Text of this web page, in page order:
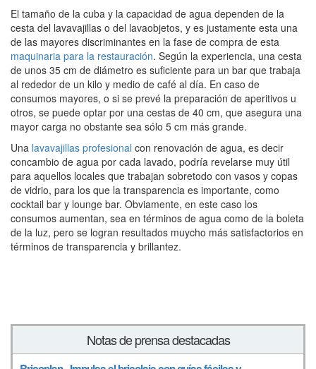
El tamaño de la cuba y la capacidad de agua dependen de la
cesta del lavavajillas o del lavaobjetos, y es justamente esta una
de las mayores discriminantes en la fase de compra de esta
maquinaria para la restauración. Según la experiencia, una cesta
de unos 35 cm de diámetro es suficiente para un bar que trabaja
al rededor de un kilo y medio de café al día. En caso de
consumos mayores, o si se prevé la preparación de aperitivos u
otros, se puede optar por una cestas de 40 cm, que asegura una
mayor carga no obstante sea sólo 5 cm más grande.
Una lavavajillas profesional con renovación de agua, es decir
concambio de agua por cada lavado, podría revelarse muy útil
para aquellos locales que trabajan sobretodo con vasos y copas
de vidrio, para los que la transparencia es importante, como
cocktail bar y lounge bar. Obviamente, en este caso los
consumos aumentan, sea en términos de agua como de la boleta
de la luz, pero se logran resultados muycho más satisfactorios en
términos de transparencia y brillantez.
Notas de prensa destacadas